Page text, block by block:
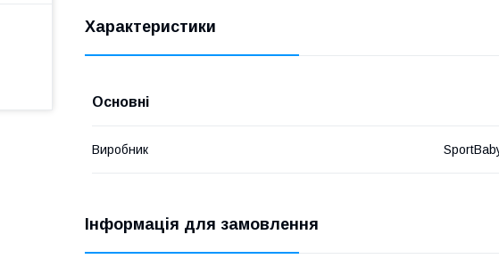
Характеристики
Основні
Виробник
Інформація для замовлення